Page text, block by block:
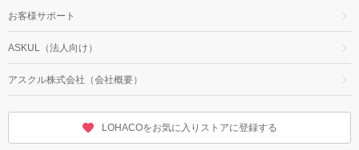
お客様サポート
ASKUL（法人向け）
アスクル株式会社（会社概要）
LOHACOをお気に入りストアに登録する